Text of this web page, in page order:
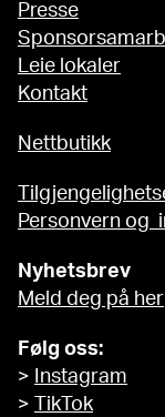
Presse
Leie lokaler
Kontakt
Nettbutikk
Personvern og
Nyhetsbrev
Meld deg på her
Følg oss:
>
Instagram
>
TikTok